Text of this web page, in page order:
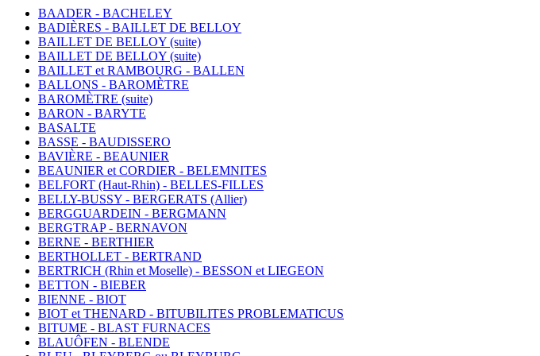
BAADER - BACHELEY
BADIÈRES - BAILLET DE BELLOY
BAILLET DE BELLOY (suite)
BAILLET DE BELLOY (suite)
BAILLET et RAMBOURG - BALLEN
BALLONS - BAROMÈTRE
BAROMÈTRE (suite)
BARON - BARYTE
BASALTE
BASSE - BAUDISSERO
BAVIÈRE - BEAUNIER
BEAUNIER et CORDIER - BELEMNITES
BELFORT (Haut-Rhin) - BELLES-FILLES
BELLY-BUSSY - BERGERATS (Allier)
BERGGUARDEIN - BERGMANN
BERGTRAP - BERNAVON
BERNE - BERTHIER
BERTHOLLET - BERTRAND
BERTRICH (Rhin et Moselle) - BESSON et LIEGEON
BETTON - BIEBER
BIENNE - BIOT
BIOT et THENARD - BITUBILITES PROBLEMATICUS
BITUME - BLAST FURNACES
BLAUÔFEN - BLENDE